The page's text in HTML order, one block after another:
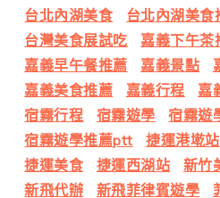
台北內湖美食
台北內湖美食
台灣美食展試吃
嘉義下午茶
嘉義早午餐推薦
嘉義景點
嘉義美食推薦
嘉義行程 嘉
宿霧行程
宿霧遊學
宿霧遊
宿霧遊學推薦ptt
捷運港墘站
捷運美食
捷運西湖站 新竹
新飛代辦
新飛菲律賓遊學